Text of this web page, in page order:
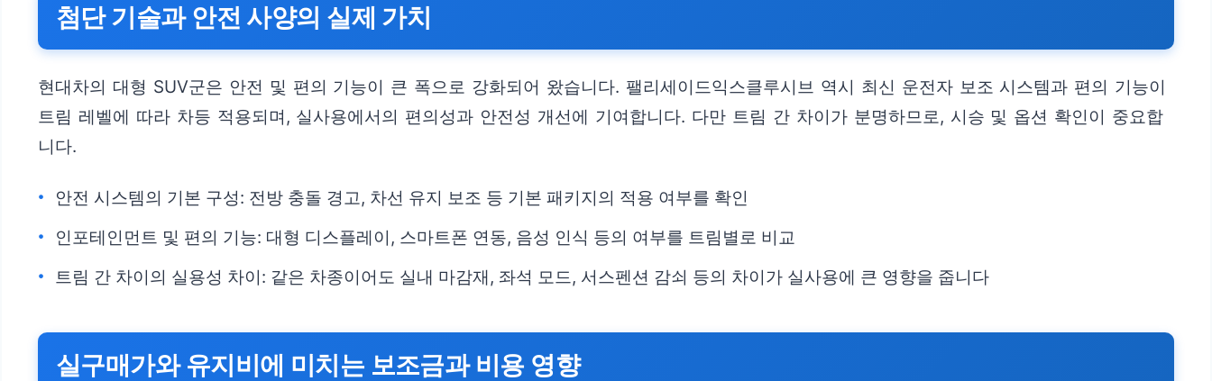
첨단 기술과 안전 사양의 실제 가치
현대차의 대형 SUV군은 안전 및 편의 기능이 큰 폭으로 강화되어 왔습니다. 팰리세이드익스클루시브 역시 최신 운전자 보조 시스템과 편의 기능이
트림 레벨에 따라 차등 적용되며, 실사용에서의 편의성과 안전성 개선에 기여합니다. 다만 트림 간 차이가 분명하므로, 시승 및 옵션 확인이 중요합
니다.
안전 시스템의 기본 구성: 전방 충돌 경고, 차선 유지 보조 등 기본 패키지의 적용 여부를 확인
인포테인먼트 및 편의 기능: 대형 디스플레이, 스마트폰 연동, 음성 인식 등의 여부를 트림별로 비교
트림 간 차이의 실용성 차이: 같은 차종이어도 실내 마감재, 좌석 모드, 서스펜션 감쇠 등의 차이가 실사용에 큰 영향을 줍니다
실구매가와 유지비에 미치는 보조금과 비용 영향